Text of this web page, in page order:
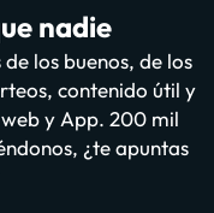
nadie
los buenos, de los
contenido útil y
y App. 200 mil
¿te apuntas